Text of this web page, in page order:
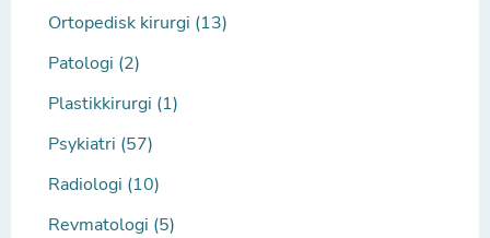
Ortopedisk kirurgi (13)
Patologi (2)
Plastikkirurgi (1)
Psykiatri (57)
Radiologi (10)
Revmatologi (5)